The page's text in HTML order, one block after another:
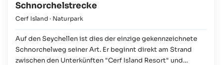
Schnorchelstrecke
Cerf Island · Naturpark
Auf den Seychellen ist dies der einzige gekennzeichnete
Schnorchelweg seiner Art. Er beginnt direkt am Strand
zwischen den Unterkünften "Cerf Island Resort" und